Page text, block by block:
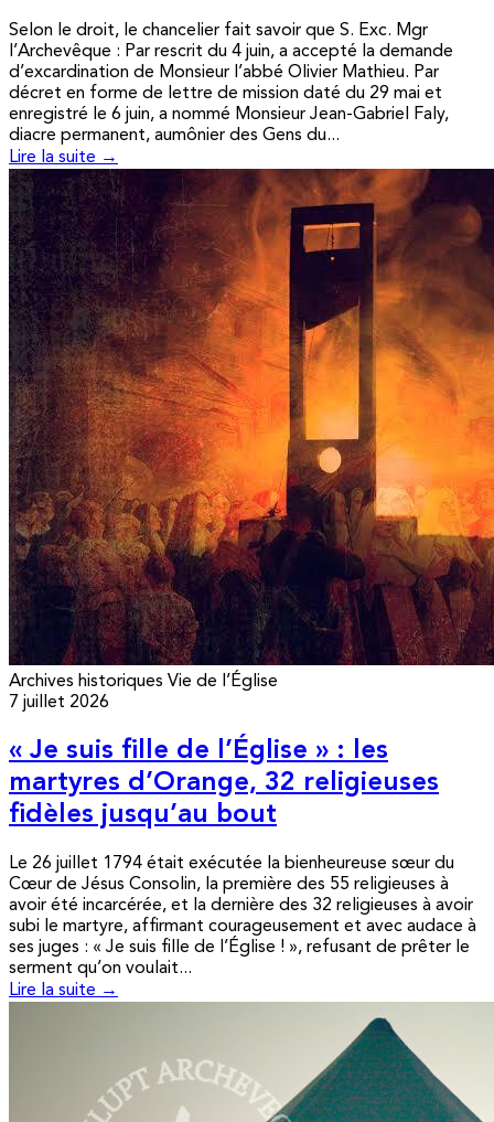
Selon le droit, le chancelier fait savoir que S. Exc. Mgr
l’Archevêque : Par rescrit du 4 juin, a accepté la demande
d’excardination de Monsieur l’abbé Olivier Mathieu. Par
décret en forme de lettre de mission daté du 29 mai et
enregistré le 6 juin, a nommé Monsieur Jean-Gabriel Faly,
diacre permanent, aumônier des Gens du...
Lire la suite →
Archives historiques Vie de l’Église
7 juillet 2026
« Je suis fille de l’Église » : les
martyres d’Orange, 32 religieuses
fidèles jusqu’au bout
Le 26 juillet 1794 était exécutée la bienheureuse sœur du
Cœur de Jésus Consolin, la première des 55 religieuses à
avoir été incarcérée, et la dernière des 32 religieuses à avoir
subi le martyre, affirmant courageusement et avec audace à
ses juges : « Je suis fille de l’Église ! », refusant de prêter le
serment qu’on voulait...
Lire la suite →